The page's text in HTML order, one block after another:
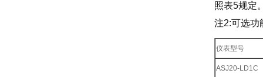
照表5规定
注2:可选功
仪表型号
ASJ20-LD1C